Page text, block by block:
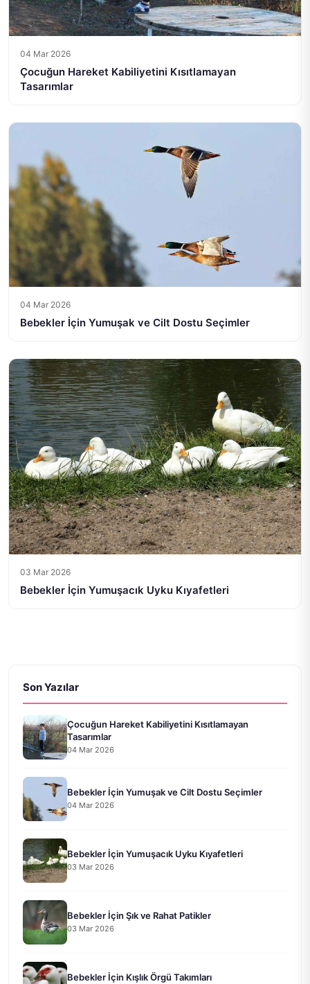
04 Mar 2026
Çocuğun Hareket Kabiliyetini Kısıtlamayan
Tasarımlar
04 Mar 2026
Bebekler İçin Yumuşak ve Cilt Dostu Seçimler
03 Mar 2026
Bebekler İçin Yumuşacık Uyku Kıyafetleri
Son Yazılar
Çocuğun Hareket Kabiliyetini Kısıtlamayan
Tasarımlar
04 Mar 2026
Bebekler İçin Yumuşak ve Cilt Dostu Seçimler
04 Mar 2026
Bebekler İçin Yumuşacık Uyku Kıyafetleri
03 Mar 2026
Bebekler İçin Şık ve Rahat Patikler
03 Mar 2026
Bebekler İçin Kışlık Örgü Takımları